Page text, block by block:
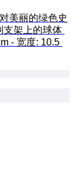
美丽的绿色史
支架上的球体
- 宽度: 10.5